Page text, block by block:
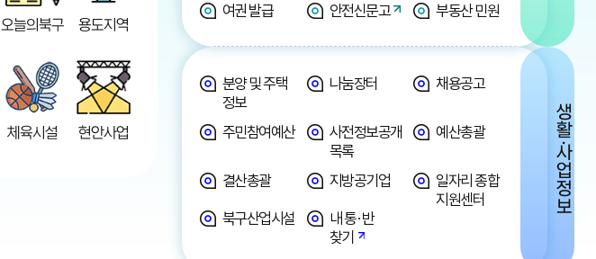
오늘의북구 용도지역
체육시설 현안사업
여권 발급 안전신문고 부동산 민원
생활·사업정보
분양 및 주택
정보
나눔장터 채용공고
주민참여예산
사전정보공개
목록
예산총괄
결산총괄 지방공기업
일자리 종합
지원센터
북구산업시설
내 통·반
찾기